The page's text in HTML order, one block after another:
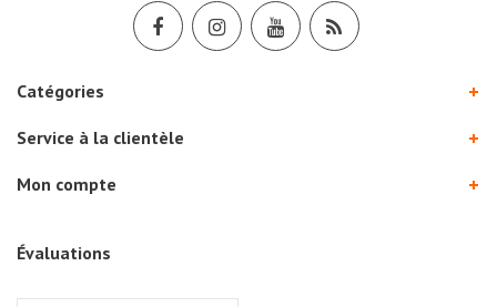
Catégories
Service à la clientèle
Mon compte
Évaluations